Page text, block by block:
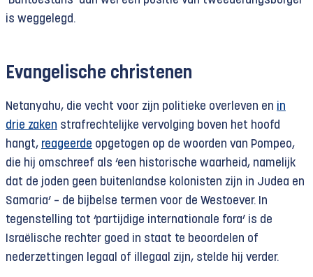
is weggelegd.
Evangelische christenen
Netanyahu, die vecht voor zijn politieke overleven en in
drie zaken strafrechtelijke vervolging boven het hoofd
hangt, reageerde opgetogen op de woorden van Pompeo,
die hij omschreef als ‘een historische waarheid, namelijk
dat de joden geen buitenlandse kolonisten zijn in Judea en
Samaria’ – de bijbelse termen voor de Westoever. In
tegenstelling tot ‘partijdige internationale fora’ is de
Israëlische rechter goed in staat te beoordelen of
nederzettingen legaal of illegaal zijn, stelde hij verder.